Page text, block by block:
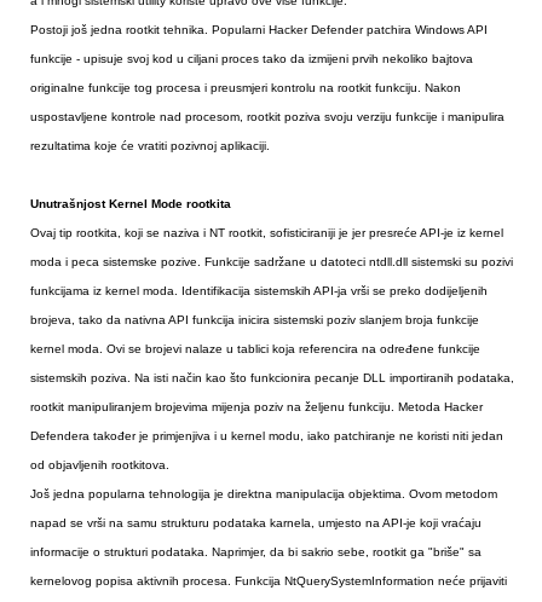
Postoji još jedna rootkit tehnika. Popularni Hacker Defender patchira Windows API
funkcije - upisuje svoj kod u ciljani proces tako da izmijeni prvih nekoliko bajtova
originalne funkcije tog procesa i preusmjeri kontrolu na rootkit funkciju. Nakon
uspostavljene kontrole nad procesom, rootkit poziva svoju verziju funkcije i manipulira
rezultatima koje će vratiti pozivnoj aplikaciji.
Unutrašnjost Kernel Mode rootkita
Ovaj tip rootkita, koji se naziva i NT rootkit, sofisticiraniji je jer presreće API-je iz kernel
moda i peca sistemske pozive. Funkcije sadržane u datoteci ntdll.dll sistemski su pozivi
funkcijama iz kernel moda. Identifikacija sistemskih API-ja vrši se preko dodijeljenih
brojeva, tako da nativna API funkcija inicira sistemski poziv slanjem broja funkcije
kernel moda. Ovi se brojevi nalaze u tablici koja referencira na određene funkcije
sistemskih poziva. Na isti način kao što funkcionira pecanje DLL importiranih podataka,
rootkit manipuliranjem brojevima mijenja poziv na željenu funkciju. Metoda Hacker
Defendera također je primjenjiva i u kernel modu, iako patchiranje ne koristi niti jedan
od objavljenih rootkitova.
Još jedna popularna tehnologija je direktna manipulacija objektima. Ovom metodom
napad se vrši na samu strukturu podataka karnela, umjesto na API-je koji vraćaju
informacije o strukturi podataka. Naprimjer, da bi sakrio sebe, rootkit ga "briše" sa
kernelovog popisa aktivnih procesa. Funkcija NtQuerySystemInformation neće prijaviti